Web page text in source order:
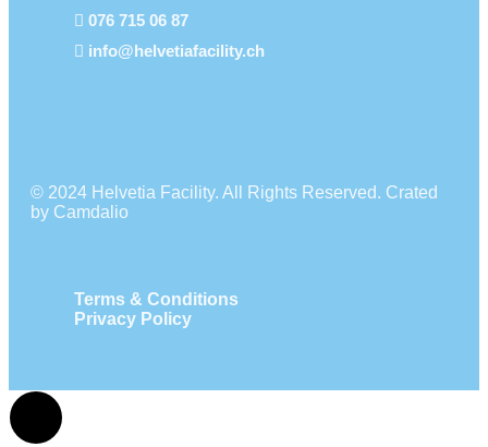
076 715 06 87
info@helvetiafacility.ch
© 2024 Helvetia Facility. All Rights Reserved. Crated
by Camdalio
Terms & Conditions
Privacy Policy